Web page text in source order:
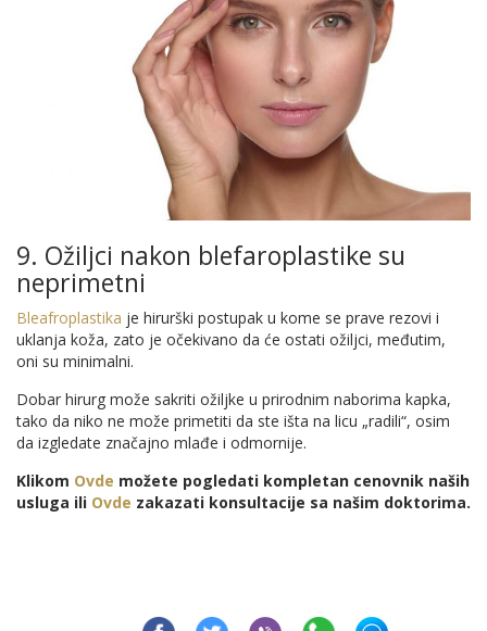
9. Ožiljci nakon blefaroplastike su
neprimetni
Bleafroplastika je hirurški postupak u kome se prave rezovi i
uklanja koža, zato je očekivano da će ostati ožiljci, međutim,
oni su minimalni.
Dobar hirurg može sakriti ožiljke u prirodnim naborima kapka,
tako da niko ne može primetiti da ste išta na licu „radili“, osim
da izgledate značajno mlađe i odmornije.
Klikom Ovde možete pogledati kompletan cenovnik naših
usluga ili Ovde zakazati konsultacije sa našim doktorima.